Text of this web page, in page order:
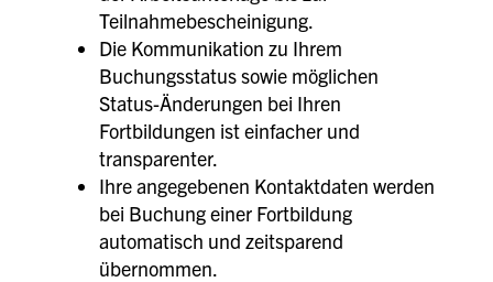
Teilnahmebescheinigung.
Die Kommunikation zu Ihrem
Buchungsstatus sowie möglichen
Status-Änderungen bei Ihren
Fortbildungen ist einfacher und
transparenter.
Ihre angegebenen Kontaktdaten werden
bei Buchung einer Fortbildung
automatisch und zeitsparend
übernommen.